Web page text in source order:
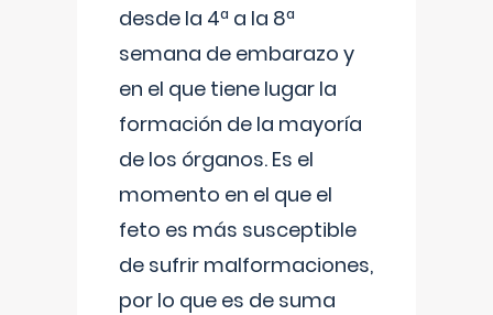
desde la 4ª a la 8ª
semana de embarazo y
en el que tiene lugar la
formación de la mayoría
de los órganos. Es el
momento en el que el
feto es más susceptible
de sufrir malformaciones,
por lo que es de suma